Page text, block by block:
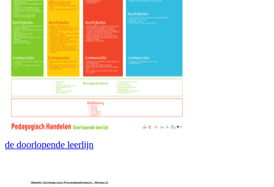
de doorlopende leerlijn